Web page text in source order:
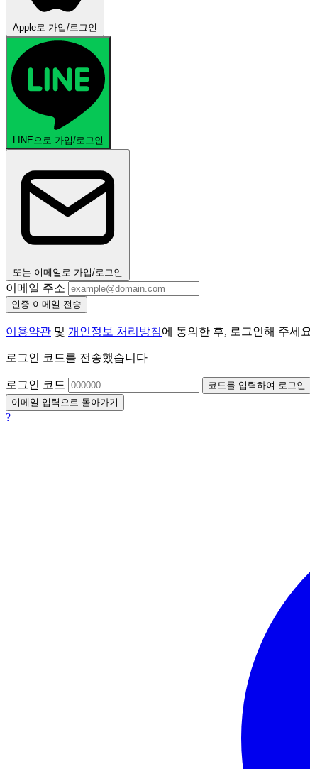
Apple로 가입/로그인
LINE으로 가입/로그인
또는 이메일로 가입/로그인
이메일 주소
인증 이메일 전송
이용약관 및 개인정보 처리방침에 동의한 후, 로그인해 주세
로그인 코드를 전송했습니다
로그인 코드
코드를 입력하여 로그인
이메일 입력으로 돌아가기
?